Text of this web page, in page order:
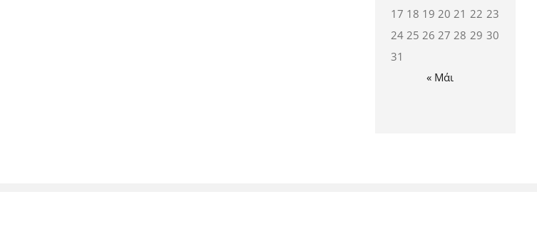
17 18 19 20 21 22 23
24 25 26 27 28 29 30
31
« Μάι